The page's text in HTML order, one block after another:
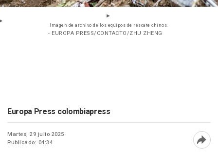
Imagen de archivo de los equipos de rescate chinos.
- EUROPA PRESS/CONTACTO/ZHU ZHENG
Europa Press colombiapress
Martes, 29 julio 2025
Publicado: 04:34